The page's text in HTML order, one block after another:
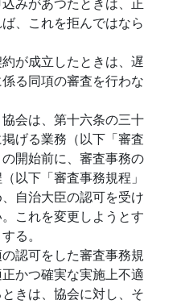
、これを拒んではなら
が成立したときは、遅
る同項の審査を行わな
協会は、第十六条の三十
げる業務（以下「審査
開始前に、審査事務の
以下「審査事務規程」
自治大臣の認可を受け
これを変更しようとす
る。
認可をした審査事務規
かつ確実な実施上不適
きは、協会に対し、そ